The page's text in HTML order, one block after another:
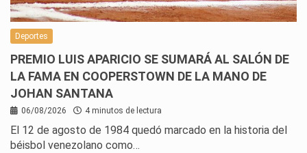
Deportes
PREMIO LUIS APARICIO SE SUMARÁ AL SALÓN DE
LA FAMA EN COOPERSTOWN DE LA MANO DE
JOHAN SANTANA
06/08/2026 4 minutos de lectura
El 12 de agosto de 1984 quedó marcado en la historia del
béisbol venezolano como…